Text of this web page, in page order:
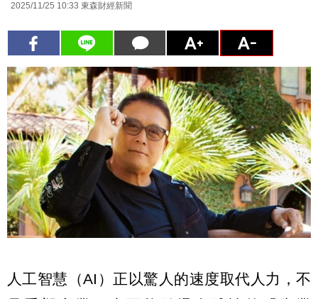
2025/11/25 10:33 東森財經新聞
人工智慧（AI）正以驚人的速度取代人力，不